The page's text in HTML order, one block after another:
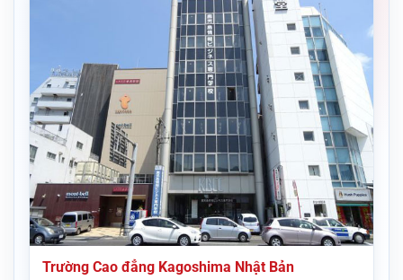
Trường Cao đẳng Kagoshima Nhật Bản